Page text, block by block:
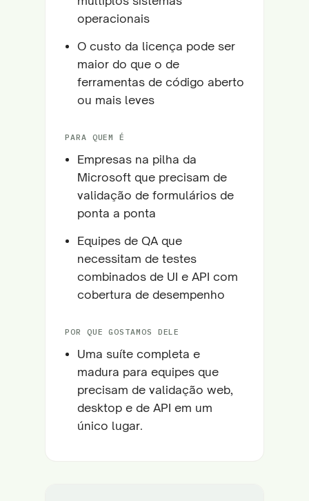
operacionais
O custo da licença pode ser
maior do que o de
ferramentas de código aberto
ou mais leves
PARA QUEM É
Empresas na pilha da
Microsoft que precisam de
validação de formulários de
ponta a ponta
Equipes de QA que
necessitam de testes
combinados de UI e API com
cobertura de desempenho
POR QUE GOSTAMOS DELE
Uma suíte completa e
madura para equipes que
precisam de validação web,
desktop e de API em um
único lugar.